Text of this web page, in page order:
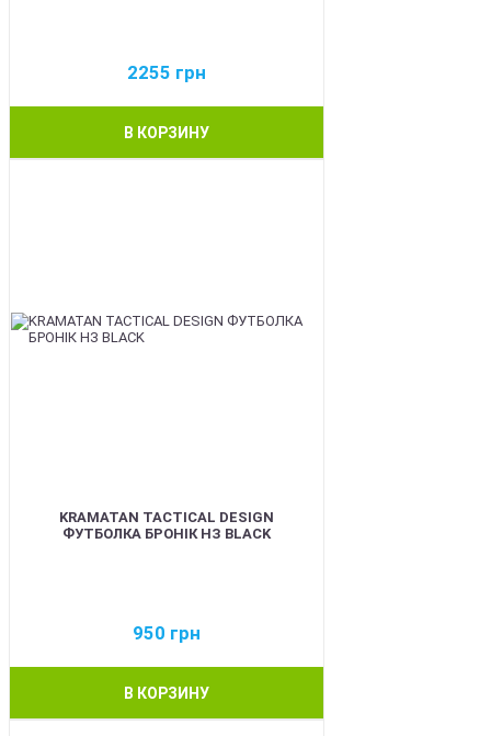
2255 грн
В КОРЗИНУ
KRAMATAN TACTICAL DESIGN
ФУТБОЛКА БРОНІК НЗ BLACK
950 грн
В КОРЗИНУ